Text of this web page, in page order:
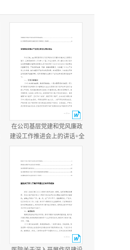
在公司基层党建和党风廉政
建设工作推进会上的讲话+全
镇落实全面从严治党主体责